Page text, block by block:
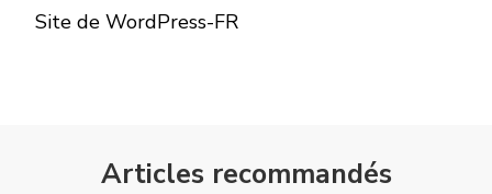
Site de WordPress-FR
Articles recommandés